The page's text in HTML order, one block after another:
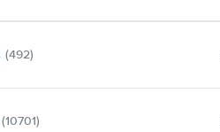
(492)
(10701)